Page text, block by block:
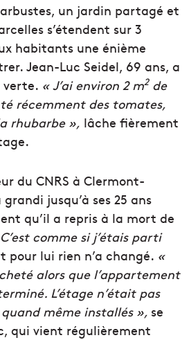
un jardin partagé et
s’étendent sur 3
habitants une énième
Jean-Luc Seidel, 69 ans, a
« J’ai environ 2 m2de
récemment des tomates,
rhubarbe », lâche fièrement
du CNRS à Clermont-
jusqu’à ses 25 ans
qu’il a repris à la mort de
comme si j’étais parti
pour lui rien n’a changé. «
alors que l’appartement
L’étage n’était pas
même installés », se
qui vient régulièrement